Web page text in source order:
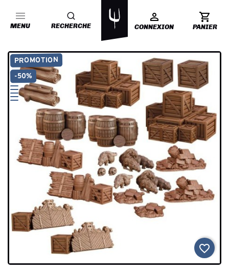
MENU RECHERCHE CONNEXION PANIER
PROMOTION
-50%
favorite_border